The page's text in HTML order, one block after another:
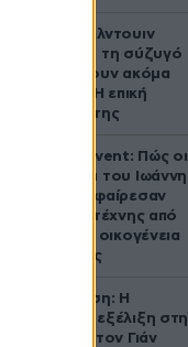
Ο Άλεκ Μπάλντουιν
ζήτησε από τη σύζυγό
του να κάνουν ακόμα
ένα παιδί – Η επική
αντίδρασή της
Παλάτι Marivent: Πώς οι
κληρονόμοι του Ιωάννη
Σαριδάκη αφαίρεσαν
1.300 έργα τέχνης από
τη βασιλική οικογένεια
της Ισπανίας
Αθηνά Ωνάση: Η
απρόσμενη εξέλιξη στη
διαμάχη με τον Γιάν